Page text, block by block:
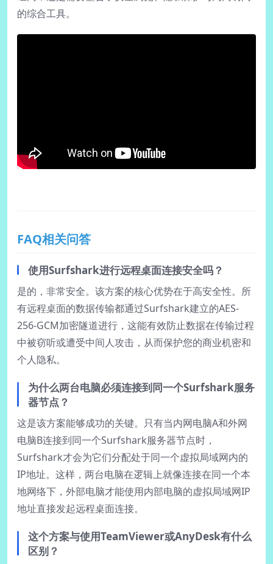
的综合工具。
FAQ相关问答
使用Surfshark进行远程桌面连接安全吗？
是的，非常安全。该方案的核心优势在于高安全性。所
有远程桌面的数据传输都通过Surfshark建立的AES-
256-GCM加密隧道进行，这能有效防止数据在传输过程
中被窃听或遭受中间人攻击，从而保护您的商业机密和
个人隐私。
为什么两台电脑必须连接到同一个Surfshark服务
器节点？
这是该方案能够成功的关键。只有当内网电脑A和外网
电脑B连接到同一个Surfshark服务器节点时，
Surfshark才会为它们分配处于同一个虚拟局域网内的
IP地址。这样，两台电脑在逻辑上就像连接在同一个本
地网络下，外部电脑才能使用内部电脑的虚拟局域网IP
地址直接发起远程桌面连接。
这个方案与使用TeamViewer或AnyDesk有什么
区别？